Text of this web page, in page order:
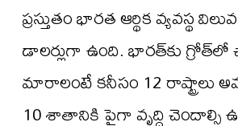
ప్రస్తుతం భారత ఆర్థిక వ్యవస్థ
డాలర్లుగా ఉంది. భారత్‌కు
మారాలంటే కనీసం 12 రాష్ట్రాలు
10 శాతానికి పైగా వృద్ధి చెందాల్సి